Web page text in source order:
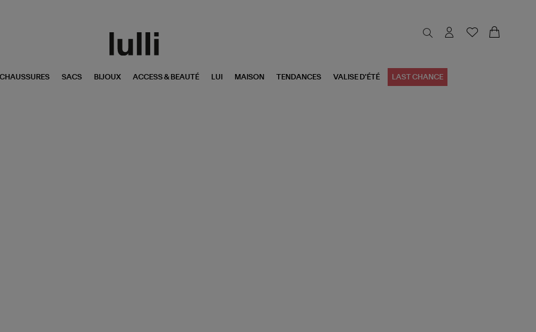
CHAUSSURES SACS BIJOUX ACCESS & BEAUTÉ LUI MAISON TENDANCES VALISE D'ÉTÉ LAST CHANCE